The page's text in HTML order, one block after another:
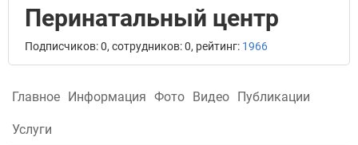
Перинатальный центр
Подписчиков: 0, сотрудников: 0, рейтинг: 1966
Главное Информация Фото Видео Публикации
Услуги